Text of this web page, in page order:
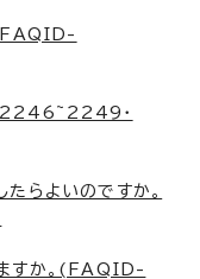
(FAQID-
2246~2249・
らよいのですか。
すか。(FAQID-